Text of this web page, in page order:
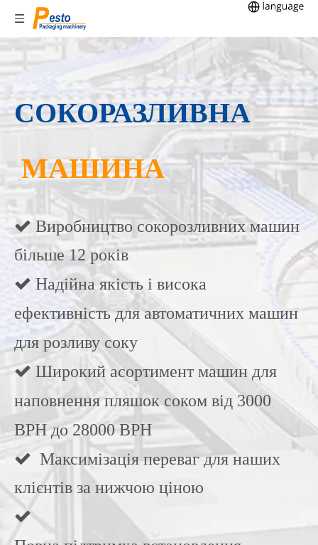
СОКОРАЗЛИВНА
МАШИНА
 Виробництво сокорозливних машин
більше 12 років
 Надійна якість і висока
ефективність для автоматичних машин
для розливу соку
 Широкий асортимент машин для
наповнення пляшок соком від 3000
BPH до 28000 BPH
 Максимізація переваг для наших
клієнтів за нижчою ціною
